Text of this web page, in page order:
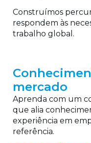
Construímos
respondem às
trabalho global.
mercado
Aprenda com um
que alia
experiência em
referência.